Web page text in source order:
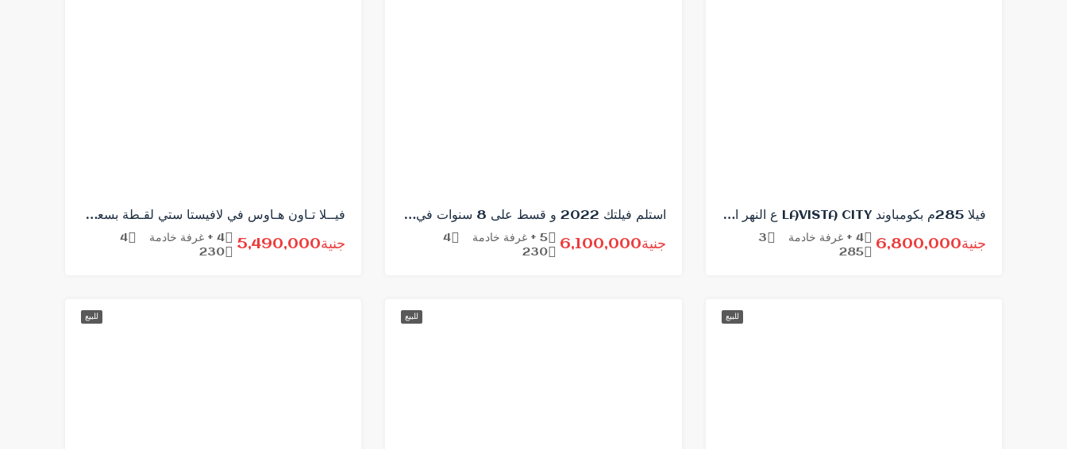
فيلا 285م بكومباوند LAVISTA CITY ع النهر الاخضر
جنية6,800,000 4 + غرفة خادمة
3
285
استلم فيلتك 2022 و قسط على 8 سنوات في لافيستا ستي
جنية6,100,000 5 + غرفة خادمة
4
230
فيــلا تـاون هـاوس في لافيستا ستي لقـطة بسعر مغري
جنية5,490,000 4 + غرفة خادمة
4
230
للبيع للبيع للبيع